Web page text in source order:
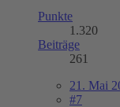
Punkte
1.320
Beiträge
261
21. Mai
#7